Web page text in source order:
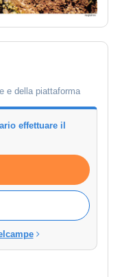
e della piattaforma
effettuare il